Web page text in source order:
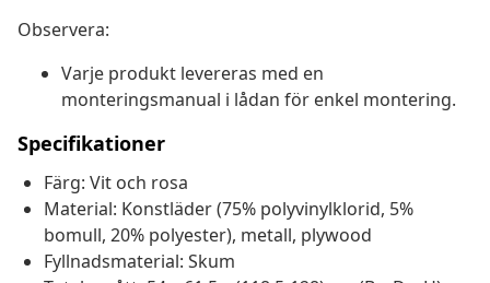
Observera:
Varje produkt levereras med en
monteringsmanual i lådan för enkel montering.
Specifikationer
Färg: Vit och rosa
Material: Konstläder (75% polyvinylklorid, 5%
bomull, 20% polyester), metall, plywood
Fyllnadsmaterial: Skum